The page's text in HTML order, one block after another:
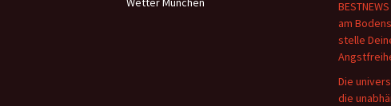
am
stelle
Die
die